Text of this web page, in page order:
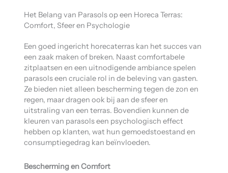
Het Belang van Parasols op een Horeca Terras:
Comfort, Sfeer en Psychologie
Een goed ingericht horecaterras kan het succes van
een zaak maken of breken. Naast comfortabele
zitplaatsen en een uitnodigende ambiance spelen
parasols een cruciale rol in de beleving van gasten.
Ze bieden niet alleen bescherming tegen de zon en
regen, maar dragen ook bij aan de sfeer en
uitstraling van een terras. Bovendien kunnen de
kleuren van parasols een psychologisch effect
hebben op klanten, wat hun gemoedstoestand en
consumptiegedrag kan beïnvloeden.
Bescherming en Comfort